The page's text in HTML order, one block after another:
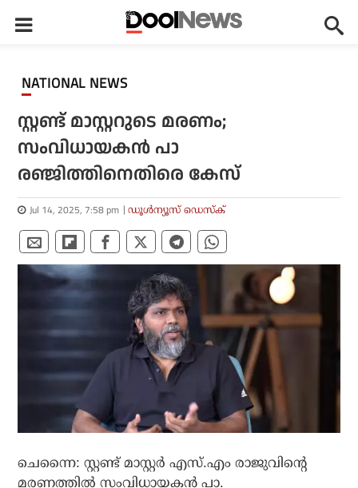
NATIONAL NEWS
സ്റ്റണ്ട് മാസ്റ്ററുടെ മരണം;
സംവിധായകന്‍ പാ
രഞ്ജിത്തിനെതിരെ കേസ്
Jul 14, 2025, 7:58 pm ഡൂള്‍ന്യൂസ് ഡെസ്‌ക്
ചെന്നൈ: സ്റ്റണ്ട് മാസ്റ്റര്‍ എസ്.എം രാജുവിന്റെ
മരണത്തില്‍ സംവിധായകന്‍ പാ.